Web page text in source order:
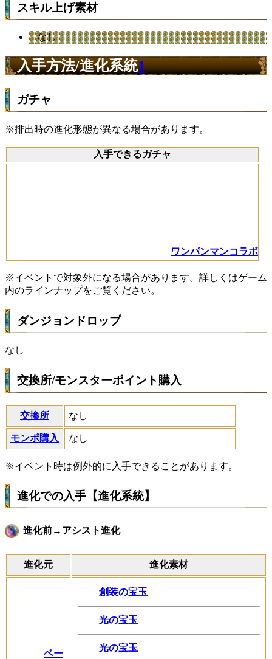
スキル上げ素材
なし
入手方法/進化系統1
ガチャ
※排出時の進化形態が異なる場合があります。
入手できるガチャ
ワンパンマンコラボ
※イベントで対象外になる場合があります。詳しくはゲーム
内のラインナップをご覧ください。
ダンジョンドロップ
なし
交換所/モンスターポイント購入
交換所 なし
モンポ購入 なし
※イベント時は例外的に入手できることがあります。
進化での入手【進化系統】
進化前→アシスト進化
進化元 進化素材
ベー
創装の宝玉
光の宝玉
光の宝玉